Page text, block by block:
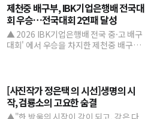
제천중 배구부, IBK기업은행배 전국대
회 우승…전국대회 2연패 달성
▲ 2026 IBK기업은행배 전국 중·고 배구
대회' 에서 우승을 차지한 제천중 배구부.
[사진작가 정은택 의 시선]생명의 시
작, 검룡소의 고요한 숨결